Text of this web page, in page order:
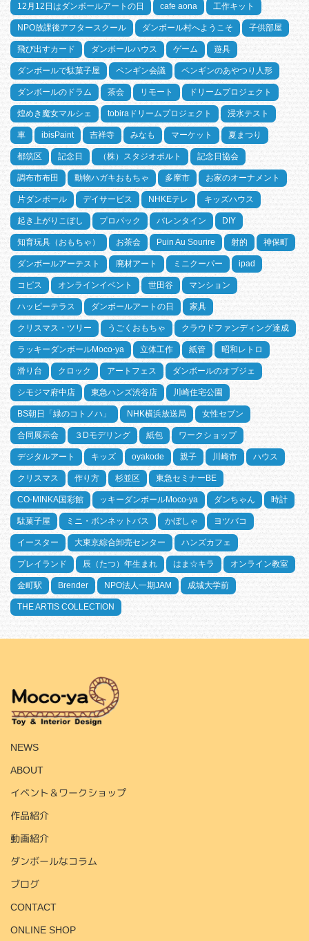
12月12日はダンボールアートの日 cafe aona 工作キット
NPO放課後アフタースクール ダンボール村へようこそ 子供部屋
飛び出すカード ダンボールハウス ゲーム 遊具
ダンボールで駄菓子屋 ペンギン会議 ペンギンのあやつり人形
ダンボールのドラム 茶会 リモート ドリームプロジェクト
煌めき魔女マルシェ tobiraドリームプロジェクト 浸水テスト
車 ibisPaint 吉祥寺 みなも マーケット 夏まつり
都筑区 記念日 （株）スタジオポルト 記念日協会
調布市布田 動物ハガキおもちゃ 多摩市 お家のオーナメント
片ダンボール デイサービス NHKEテレ キッズハウス
起き上がりこぼし プロパック バレンタイン DIY
知育玩具（おもちゃ） お茶会 Puin Au Sourire 射的 神保町
ダンボールアーテスト 廃材アート ミニクーパー ipad
コピス オンラインイベント 世田谷 マンション
ハッピーテラス ダンボールアートの日 家具
クリスマス・ツリー うごくおもちゃ クラウドファンディング達成
ラッキーダンボールMoco-ya 立体工作 紙管 昭和レトロ
滑り台 クロック アートフェス ダンボールのオブジェ
シモジマ府中店 東急ハンズ渋谷店 川崎住宅公園
BS朝日「緑のコトノハ」 NHK横浜放送局 女性セブン
合同展示会 ３Dモデリング 紙包 ワークショップ
デジタルアート キッズ oyakode 親子 川崎市 ハウス
クリスマス 作り方 杉並区 東急セミナーBE
CO-MINKA国彩館 ッキーダンボールMoco-ya ダンちゃん 時計
駄菓子屋 ミニ・ボンネットバス かぼしゃ ヨツバコ
イースター 大東京綜合卸売センター ハンズカフェ
プレイランド 辰（たつ）年生まれ はま☆キラ オンライン教室
金町駅 Brender NPO法人一期JAM 成城大学前
THE ARTIS COLLECTION
NEWS
ABOUT
イベント＆ワークショップ
作品紹介
動画紹介
ダンボールなコラム
ブログ
CONTACT
ONLINE SHOP